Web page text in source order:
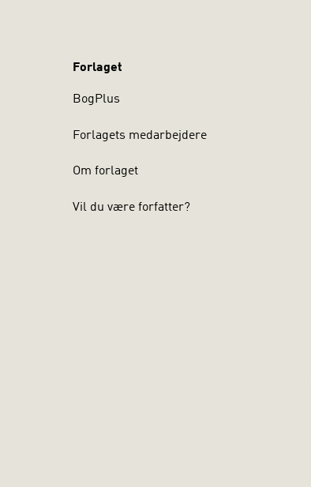
Forlaget
BogPlus
Forlagets medarbejdere
Om forlaget
Vil du være forfatter?